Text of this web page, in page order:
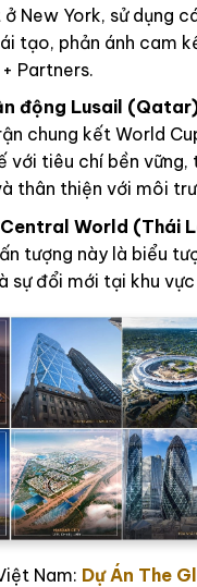
New York, sử dụng
tạo, phản ánh cam
Partners.
động Lusail
chung kết World
với tiêu chí bền vững,
thân thiện với môi
World (Thái
tượng này là biểu
sự đổi mới tại khu
Nam: Dự Án The